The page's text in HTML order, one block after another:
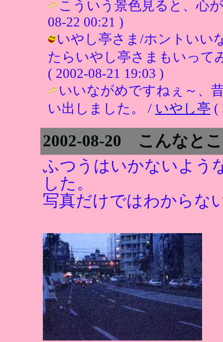
こういう景色見ると、心
08-22 00:21 )
いやし亭さま/ホントいい
たらいやし亭さまもいっ
( 2002-08-21 19:03 )
いいながめですねぇ～、
い出しました。 / いやし亭 (
2002-08-20 こんなと
ふつうはいかないよう
した。
写真だけではわからな